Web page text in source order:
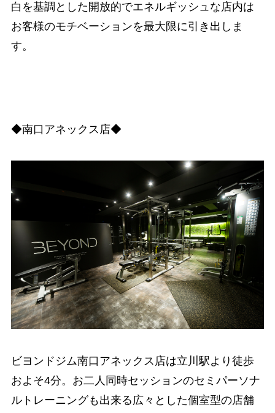
白を基調とした開放的でエネルギッシュな店内は
お客様のモチベーションを最大限に引き出しま
す。
◆南口アネックス店◆
ビヨンドジム南口アネックス店は立川駅より徒歩
およそ4分。お二人同時セッションのセミパーソナ
ルトレーニングも出来る広々とした個室型の店舗